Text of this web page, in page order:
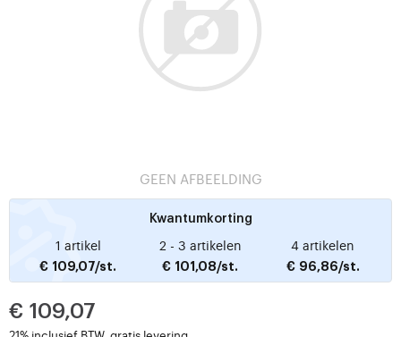
GEEN AFBEELDING
Kwantumkorting
1 artikel
€ 109,07/st.
2 - 3 artikelen
€ 101,08/st.
4 artikelen
€ 96,86/st.
€ 109,07